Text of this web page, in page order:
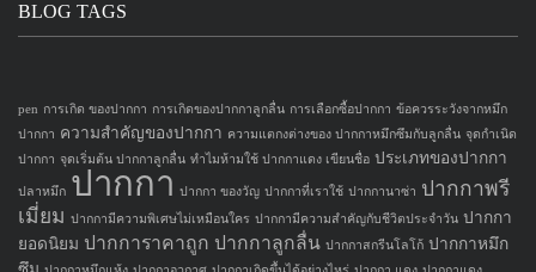
BLOG TAGS
pen การเกิด ของปากกา การเกิดของปากกาลูกลื่น การเลือกซื้อปากกา ข้อควรระวังจากหมึก
ปากกา ความสำคัญของปากกา ความแตกงต่างของ ปากกาหมึกซึมกับลูกลื่น จุดกำเนิด
ปากกา จุดเริ่มต้น ปากกาลูกลื่น ทำไมห้ามใช้ ปากกาแดง เขียนชื่อ ประเภทของปากกา
ปลาหมึก ปากกา ปากกา ของวัญ ปากกาที่เราใช้ ปากกานาซ่า ปากกาพรี
เมี่ยม ปากกามีความพิเศษไม่เหมือนใคร ปากกามีความสำคัญกับชีวิตประจำวัน ปากกา
ยอดนิยม ปากการาคาถูก ปากกาลูกลื่น ปากกาสกรีนโลโก้ ปากกาหมึก